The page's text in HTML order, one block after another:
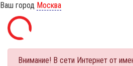
Ваш город Москва
Внимание! В сети Интернет от